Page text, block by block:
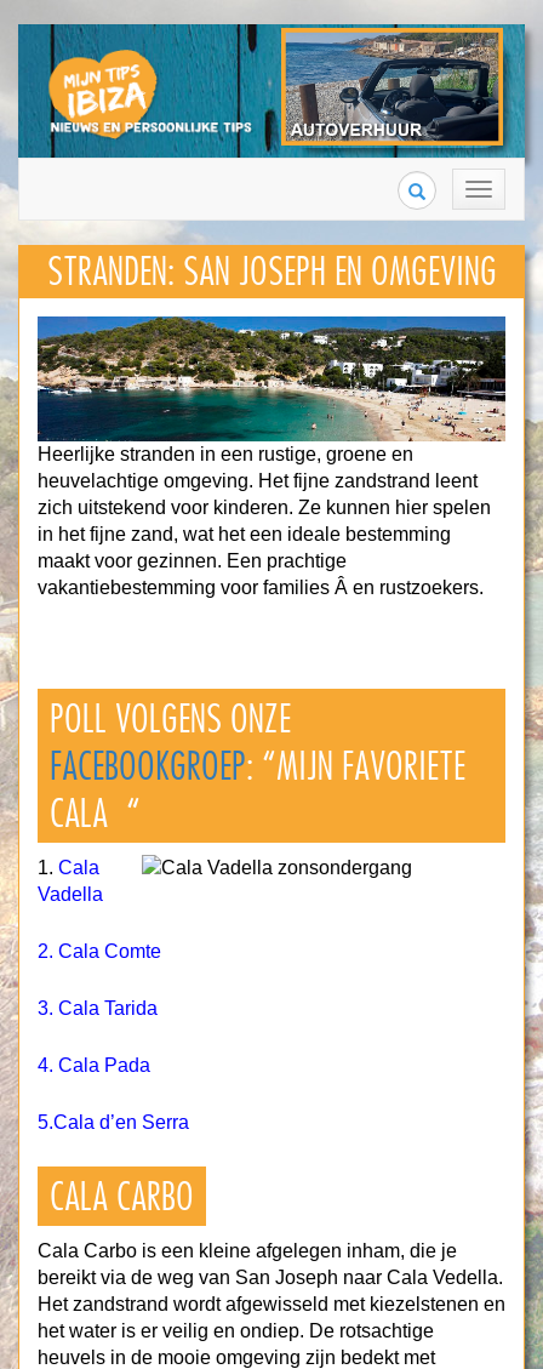
Toggle
navigation
Search
STRANDEN: SAN JOSEPH EN OMGEVING
Heerlijke stranden in een rustige, groene en
heuvelachtige omgeving. Het fijne zandstrand leent
zich uitstekend voor kinderen. Ze kunnen hier spelen
in het fijne zand, wat het een ideale bestemming
maakt voor gezinnen. Een prachtige
vakantiebestemming voor families Â en rustzoekers.
POLL VOLGENS ONZE
FACEBOOKGROEP: “MIJN FAVORIETE
CALA “
1. Cala
Vadella
2. Cala Comte
3. Cala Tarida
4. Cala Pada
5.Cala d’en Serra
CALA CARBO
Cala Carbo is een kleine afgelegen inham, die je
bereikt via de weg van San Joseph naar Cala Vedella.
Het zandstrand wordt afgewisseld met kiezelstenen en
het water is er veilig en ondiep. De rotsachtige
heuvels in de mooie omgeving zijn bedekt met